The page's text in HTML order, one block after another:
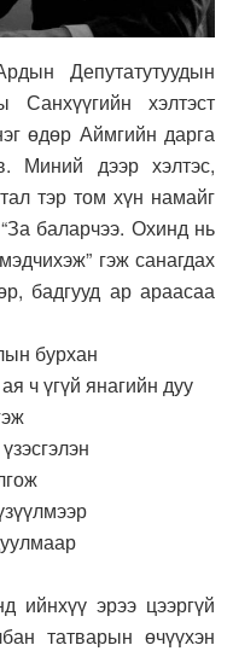
Депутатутуудын
Санхүүгийн хэлтэст
өдөр Аймгийн дарга
Миний дээр хэлтэс,
тэр том хүн намайг
баларчээ. Охинд нь
гэж санагдах
бадгууд ар араасаа
бурхан
ч үгүй янагийн дуу
ийнхүү эрээ цээргүй
татварын өчүүхэн